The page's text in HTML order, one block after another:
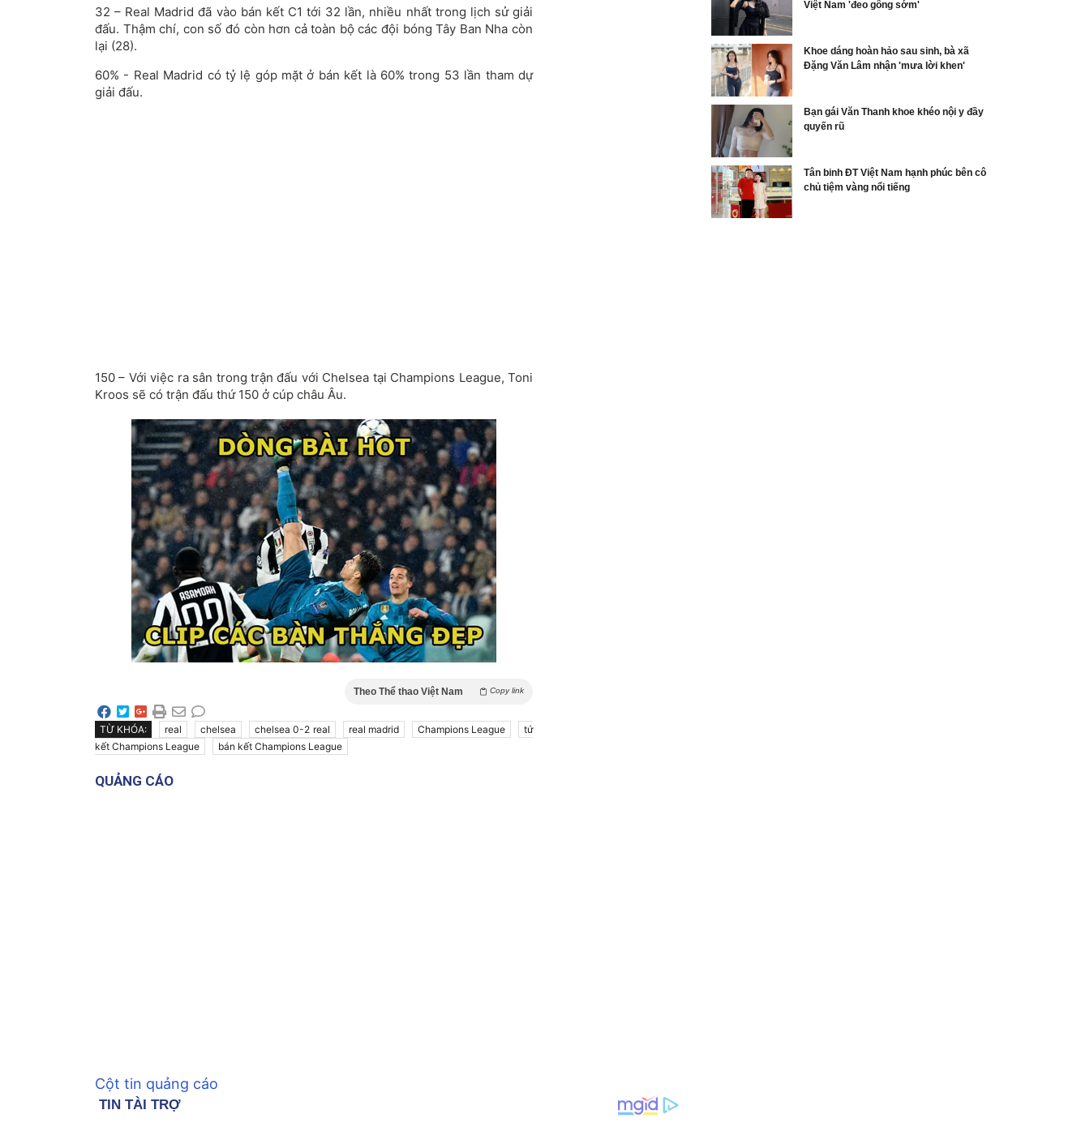
32 – Real Madrid đã vào bán kết C1 tới 32 lần, nhiều nhất trong lịch sử giải
đấu. Thậm chí, con số đó còn hơn cả toàn bộ các đội bóng Tây Ban Nha còn
lại (28).
60% - Real Madrid có tỷ lệ góp mặt ở bán kết là 60% trong 53 lần tham dự
giải đấu.
150 – Với việc ra sân trong trận đấu với Chelsea tại Champions League, Toni
Kroos sẽ có trận đấu thứ 150 ở cúp châu Âu.
Theo Thể thao Việt Nam Copy link
TỪ KHÓA: real chelsea chelsea 0-2 real real madrid Champions League
tứ
kết Champions League
bán kết Champions League
QUẢNG CÁO
Cột tin quảng cáo
Việt Nam 'đeo gông sớm'
Khoe dáng hoàn hảo sau sinh, bà xã
Đặng Văn Lâm nhận 'mưa lời khen'
Bạn gái Văn Thanh khoe khéo nội y đầy
quyến rũ
Tân binh ĐT Việt Nam hạnh phúc bên cô
chủ tiệm vàng nổi tiếng